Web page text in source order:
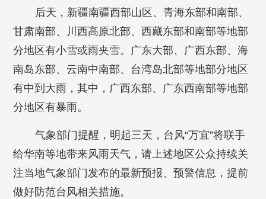
后天，新疆南疆西部山区、青海东部和南部、
甘肃南部、川西高原北部、西藏东部和南部等地部
分地区有小雪或雨夹雪。广东大部、广西东部、海
南岛东部、云南中南部、台湾岛北部等地部分地区
有中到大雨，其中，广西东部、广东西南部等地部
分地区有暴雨。
气象部门提醒，明起三天，台风“万宜”将联手
给华南等地带来风雨天气，请上述地区公众持续关
注当地气象部门发布的最新预报、预警信息，提前
做好防范台风相关措施。